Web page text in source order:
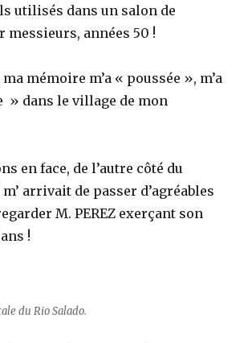
utilisés dans un salon de
messieurs, années 50 !
mémoire m’a « poussée », m’a
» dans le village de mon
en face, de l’autre côté du
arrivait de passer d’agréables
M. PEREZ exerçant son
!
du Rio Salado.